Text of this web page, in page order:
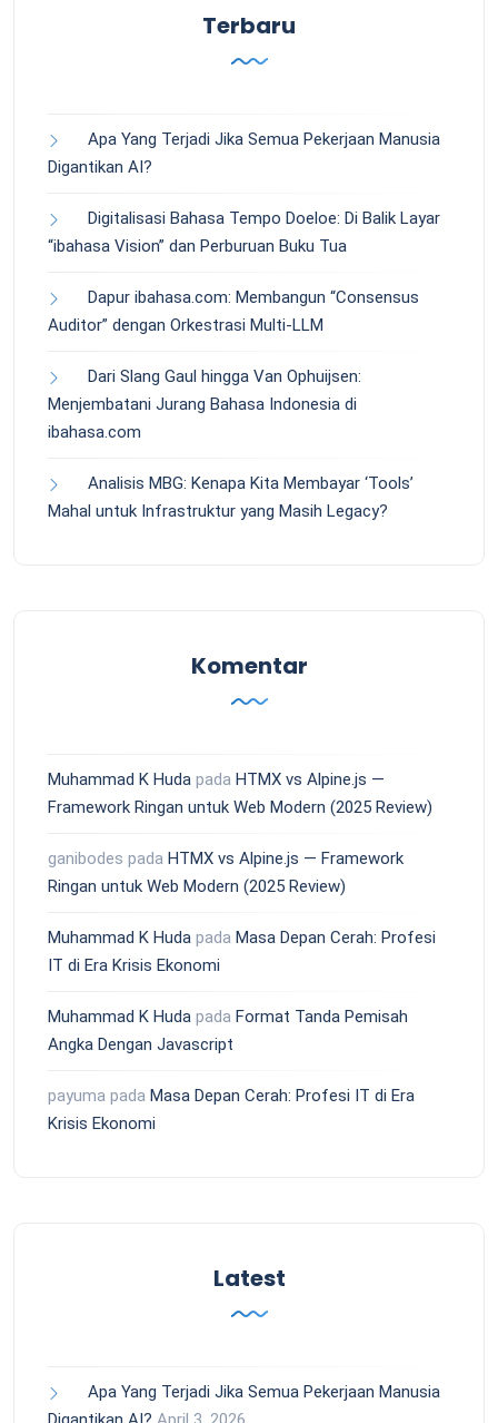
Terbaru
Apa Yang Terjadi Jika Semua Pekerjaan Manusia
Digantikan AI?
Digitalisasi Bahasa Tempo Doeloe: Di Balik Layar
“ibahasa Vision” dan Perburuan Buku Tua
Dapur ibahasa.com: Membangun “Consensus
Auditor” dengan Orkestrasi Multi-LLM
Dari Slang Gaul hingga Van Ophuijsen:
Menjembatani Jurang Bahasa Indonesia di
ibahasa.com
Analisis MBG: Kenapa Kita Membayar ‘Tools’
Mahal untuk Infrastruktur yang Masih Legacy?
Komentar
Muhammad K Huda pada HTMX vs Alpine.js —
Framework Ringan untuk Web Modern (2025 Review)
ganibodes pada HTMX vs Alpine.js — Framework
Ringan untuk Web Modern (2025 Review)
Muhammad K Huda pada Masa Depan Cerah: Profesi
IT di Era Krisis Ekonomi
Muhammad K Huda pada Format Tanda Pemisah
Angka Dengan Javascript
payuma pada Masa Depan Cerah: Profesi IT di Era
Krisis Ekonomi
Latest
Apa Yang Terjadi Jika Semua Pekerjaan Manusia